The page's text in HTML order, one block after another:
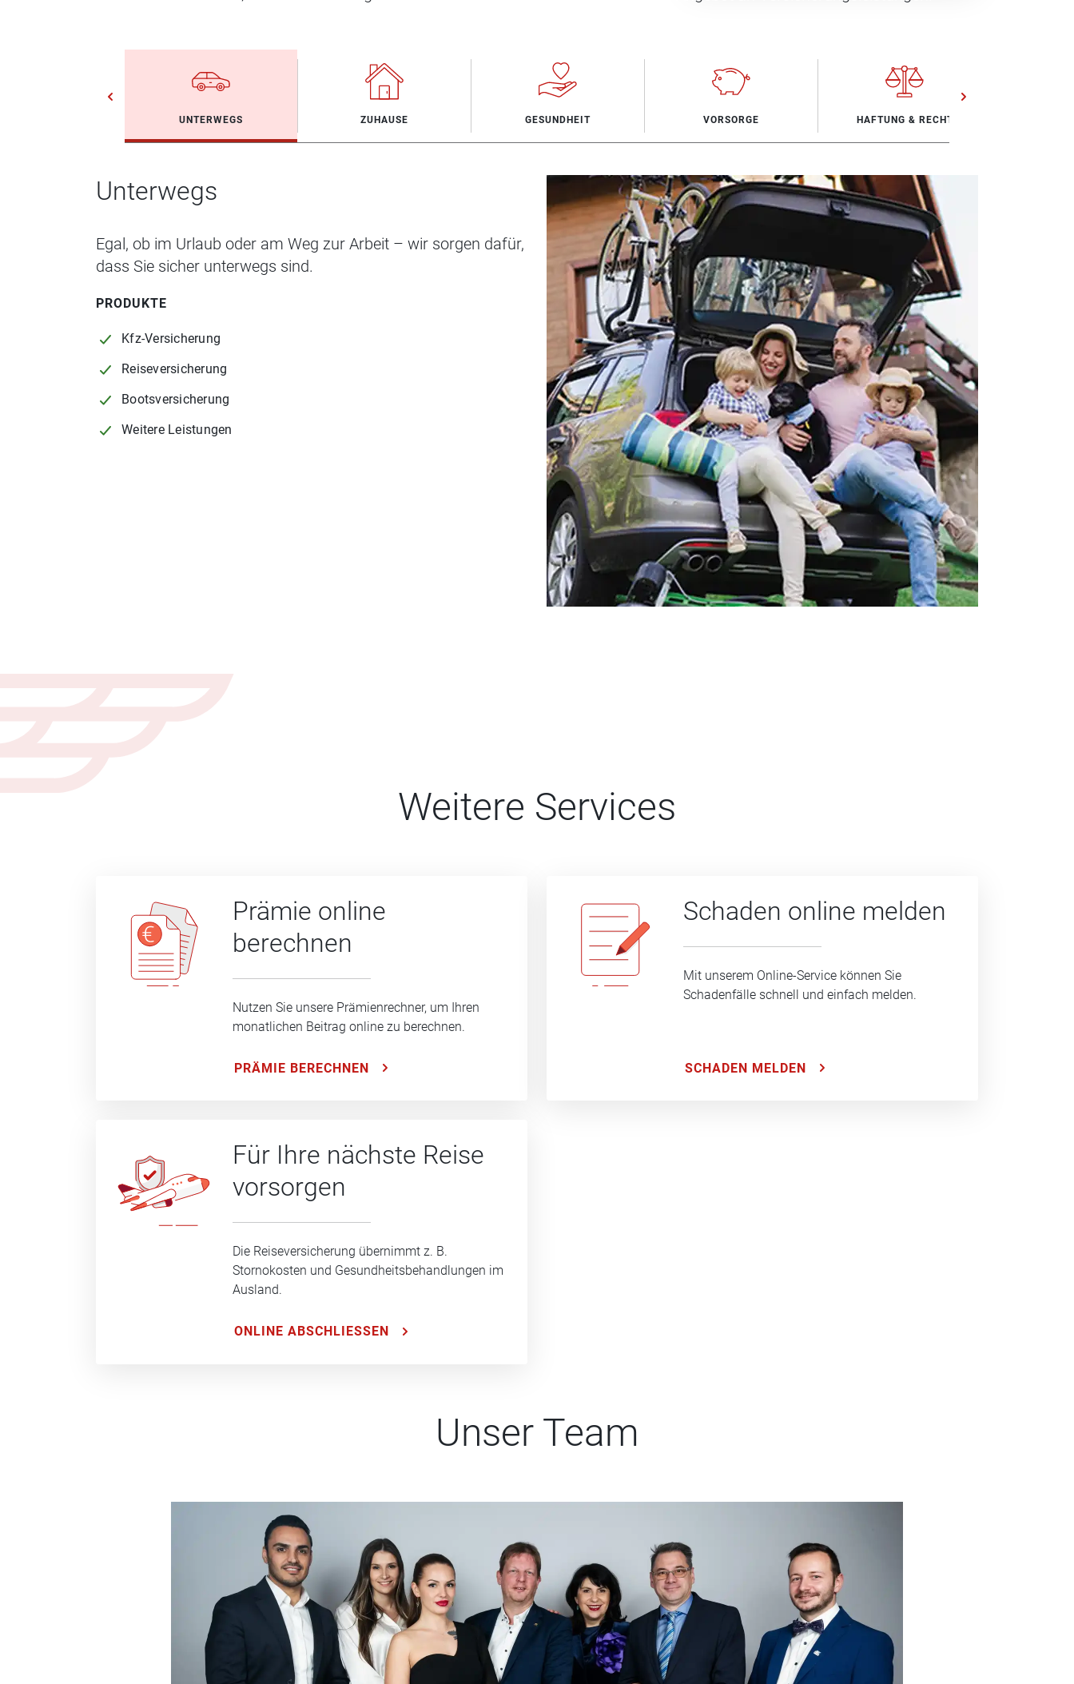
UNTERWEGS ZUHAUSE GESUNDHEIT VORSORGE HAFTUNG & RECHT
Unterwegs
Egal, ob im Urlaub oder am Weg zur Arbeit – wir sorgen dafür,
dass Sie sicher unterwegs sind.
PRODUKTE
Kfz-Versicherung
Reiseversicherung
Bootsversicherung
Weitere Leistungen
Weitere Services
Prämie online
berechnen
Nutzen Sie unsere Prämienrechner, um Ihren
monatlichen Beitrag online zu berechnen.
PRÄMIE BERECHNEN
Schaden online melden
Mit unserem Online-Service können Sie
Schadenfälle schnell und einfach melden.
SCHADEN MELDEN
Für Ihre nächste Reise
vorsorgen
Die Reiseversicherung übernimmt z. B.
Stornokosten und Gesundheitsbehandlungen im
Ausland.
ONLINE ABSCHLIESSEN
Unser Team